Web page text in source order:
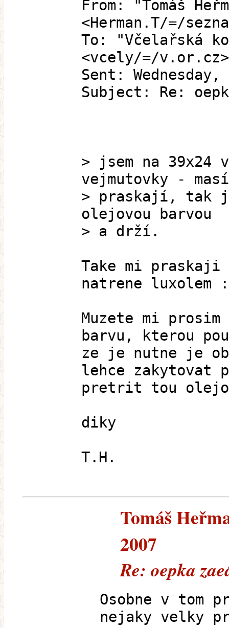
From: "Tomáš
<Herman.T/=/
To: "Včelařská
<vcely/=/v.or.cz>
Sent:
Subject: Re:
> jsem na 39x24
vejmutovky -
> praskají, tak
olejovou barvou
> a drží.
Take mi praskaji
natrene luxolem
Muzete mi
barvu, kterou
ze je nutne je
lehce zakytovat
pretrit tou
diky
T.H.
Tomáš
2007
Re: oepka
Osobne v tom
nejaky velky